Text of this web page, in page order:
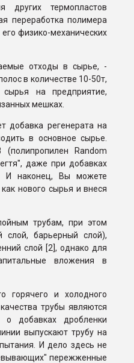
других термопластов
переработка полимера
физико-механических
отходы в сырье, -
в количестве 10-50т,
на предприятие,
мешках.
добавка регенерата на
в основное сырье.
Random
даже при добавках
И наконец, Вы можете
нового сырья и внеся
трубам, при этом
слой, барьерный слой),
слой [2], однако для
вложения в
горячего и холодного
трубы являются
о добавках дробленки
выпускают трубу на
И дело здесь не
пережженные